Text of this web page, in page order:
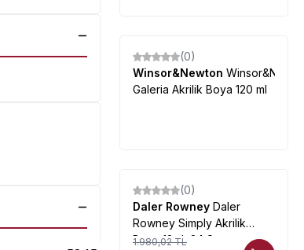
(0)
Winsor&Newton Winsor&Newton
Galeria Akrilik Boya 120 ml
%19
(0)
Daler Rowney Daler
Rowney Simply Akrilik
Boya 12mlx24 Set
1.980,02TL